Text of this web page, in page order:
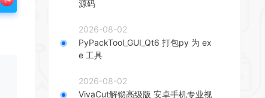
源码
2026-08-02
PyPackTool_GUI_Qt6 打包py 为 ex
e 工具
2026-08-02
VivaCut解锁高级版 安卓手机专业视